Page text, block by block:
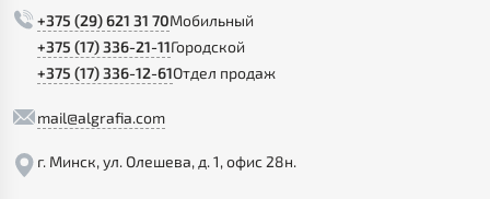
+375 (29) 621 31 70Мобильный
+375 (17) 336-21-11Городской
+375 (17) 336-12-61Отдел продаж
mail@algrafia.com
г. Минск, ул. Олешева, д. 1, офис 28н.